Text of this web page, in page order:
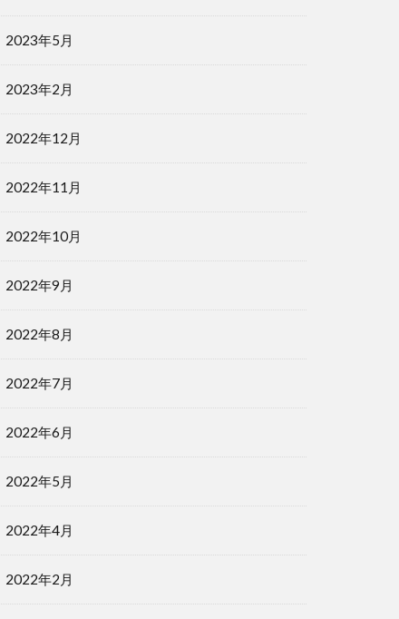
2023年5月
2023年2月
2022年12月
2022年11月
2022年10月
2022年9月
2022年8月
2022年7月
2022年6月
2022年5月
2022年4月
2022年2月